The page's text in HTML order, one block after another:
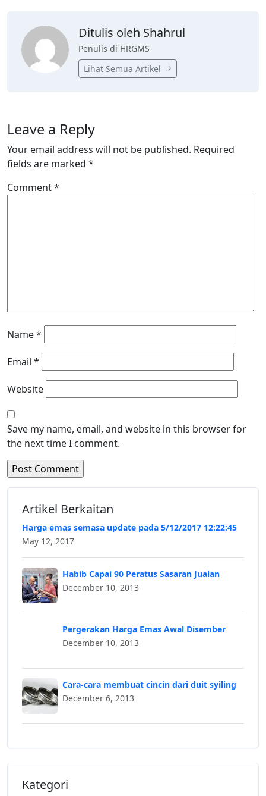
Ditulis oleh Shahrul
Penulis di HRGMS
Lihat Semua Artikel
Leave a Reply
Your email address will not be published. Required
fields are marked *
Comment*
Name*
Email *
Website
Save my name, email, and website in this browser for
the next time I comment.
Artikel Berkaitan
Harga emas semasa update pada 5/12/2017 12:22:45
May 12, 2017
Habib Capai 90 Peratus Sasaran Jualan
December 10, 2013
Pergerakan Harga Emas Awal Disember
December 10, 2013
Cara-cara membuat cincin dari duit syiling
December 6, 2013
Kategori